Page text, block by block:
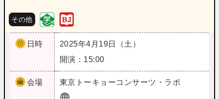
その他
日時
2025年4月19日（土）
開演：15:00
会場 東京 トーキョーコンサーツ・ラボ